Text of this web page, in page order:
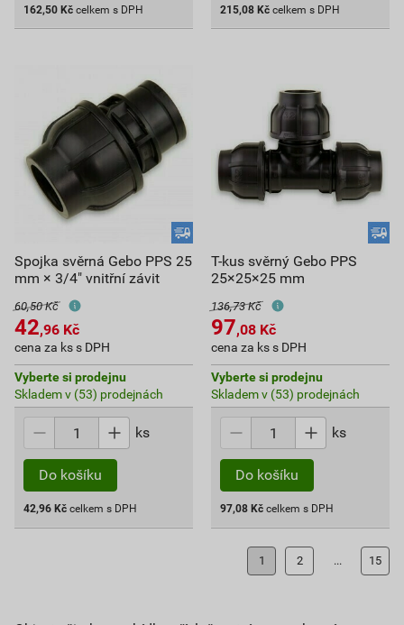
162,50 Kč celkem s DPH 215,08 Kč celkem s DPH
Spojka svěrná Gebo PPS 25
mm × 3/4" vnitřní závit
60,50 Kč
42,96 Kč
cena za ks s DPH
Vyberte si prodejnu
Skladem v (53) prodejnách
ks
Do košíku
42,96 Kč celkem s DPH
T-kus svěrný Gebo PPS
25×25×25 mm
136,73 Kč
97,08 Kč
cena za ks s DPH
Vyberte si prodejnu
Skladem v (53) prodejnách
ks
Do košíku
97,08 Kč celkem s DPH
1 2 ... 15